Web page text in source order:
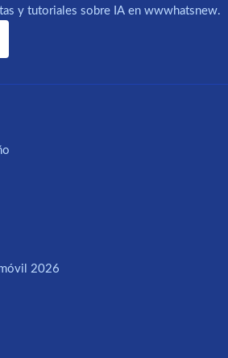
y tutoriales sobre IA en wwwhatsnew.
2026